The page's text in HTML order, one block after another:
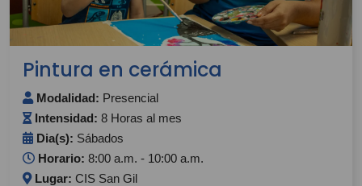
Pintura en cerámica
Modalidad: Presencial
Intensidad: 8 Horas al mes
Dia(s): Sábados
Horario: 8:00 a.m. - 10:00 a.m.
Lugar: CIS San Gil